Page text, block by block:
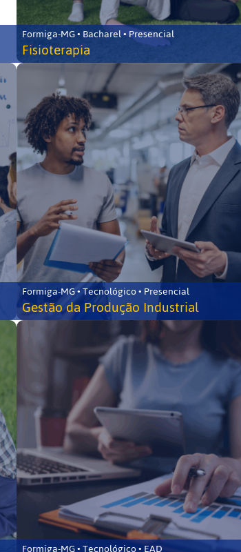
Formiga-MG • Bacharel • Presencial
Fisioterapia
Formiga-MG • Tecnológico • Presencial
Gestão da Produção Industrial